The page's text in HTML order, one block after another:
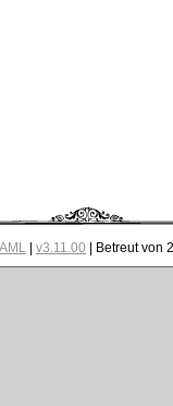
| v3.11.00 | Betreut von